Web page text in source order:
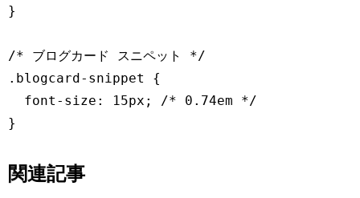
}
/* ブログカード スニペット */
.blogcard-snippet {
  font-size: 15px; /* 0.74em */
}
関連記事